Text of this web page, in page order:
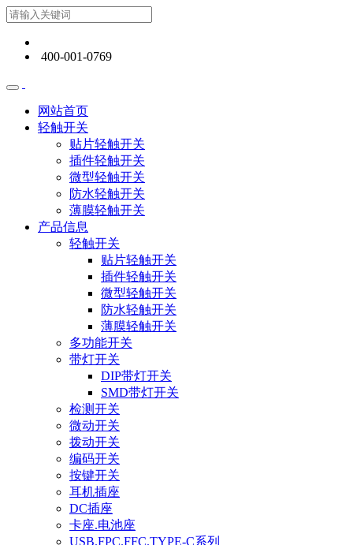
400-001-0769
网站首页
轻触开关
贴片轻触开关
插件轻触开关
微型轻触开关
防水轻触开关
薄膜轻触开关
产品信息
轻触开关
贴片轻触开关
插件轻触开关
微型轻触开关
防水轻触开关
薄膜轻触开关
多功能开关
带灯开关
DIP带灯开关
SMD带灯开关
检测开关
微动开关
拨动开关
编码开关
按键开关
耳机插座
DC插座
卡座.电池座
USB.FPC.FFC.TYPE-C系列